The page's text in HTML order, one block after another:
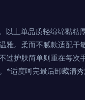
以上单品质轻绵绵黏粘
雅。柔而不腻款适配干
过护肤简单则重在每次
*适度呵完最后卸藏清